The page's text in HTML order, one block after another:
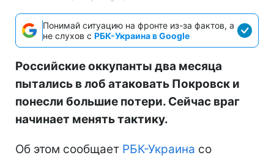
Понимай ситуацию на фронте из-за фактов, а
не слухов с РБК-Украина в Google
Российские оккупанты два месяца
пытались в лоб атаковать Покровск и
понесли большие потери. Сейчас враг
начинает менять тактику.
Об этом сообщает РБК-Украина со